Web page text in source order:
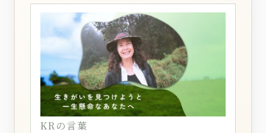
KRの言葉